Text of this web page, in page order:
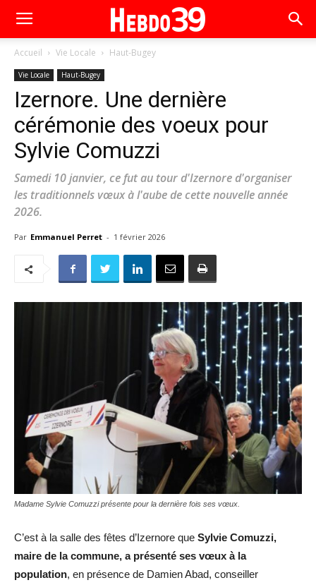
Accueil Vie Locale Haut-Bugey
Vie Locale Haut-Bugey
Izernore. Une dernière
cérémonie des voeux pour
Sylvie Comuzzi
Samedi 10 janvier, ce fut au tour d'Izernore d'organiser
les traditionnels vœux à l'aube de cette nouvelle année
2026.
Par Emmanuel Perret - 1 février 2026
Madame Sylvie Comuzzi présente pour la dernière fois ses vœux.
C’est à la salle des fêtes d’Izernore que Sylvie Comuzzi,
maire de la commune, a présenté ses vœux à la
population, en présence de Damien Abad, conseiller